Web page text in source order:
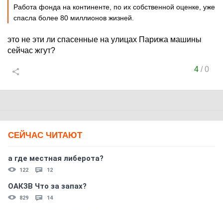
Работа фонда на континенте, по их собственной оценке, уже
спасла более 80 миллионов жизней.
это не эти ли спасенные на улицах Парижа машины
сейчас жгут?
4/0
СЕЙЧАС ЧИТАЮТ
а где местная либерота?
122 12
ОАКЗВ Что за запах?
829 14